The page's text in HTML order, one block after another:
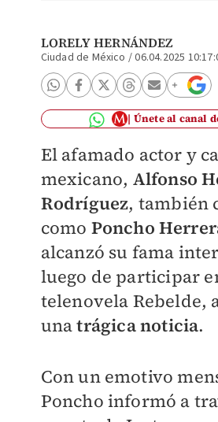
LORELY HERNÁNDEZ
Ciudad de México /06.04.2025
Únete al canal
El afamado actor y
mexicano, Alfonso
Rodríguez, también
como Poncho
alcanzó su fama
luego de participar
telenovela Rebelde,
unatrágica noticia.
Con un emotivo
Poncho informó a